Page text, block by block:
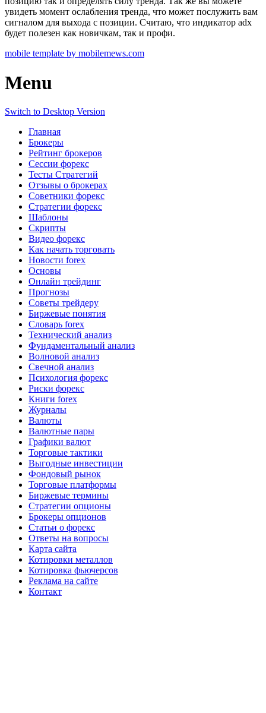
увидеть момент ослабления тренда, что может послужить вам
сигналом для выхода с позиции. Считаю, что индикатор adx
будет полезен как новичкам, так и профи.
mobile template by mobilemews.com
Menu
Switch to Desktop Version
Главная
Брокеры
Рейтинг брокеров
Сессии форекс
Тесты Стратегий
Отзывы о брокерах
Советники форекс
Стратегии форекс
Шаблоны
Скрипты
Видео форекс
Как начать торговать
Новости forex
Основы
Онлайн трейдинг
Прогнозы
Советы трейдеру
Биржевые понятия
Словарь forex
Технический анализ
Фундаментальный анализ
Волновой анализ
Свечной анализ
Психология форекс
Риски форекс
Книги forex
Журналы
Валюты
Валютные пары
Графики валют
Торговые тактики
Выгодные инвестиции
Фондовый рынок
Торговые платформы
Биржевые термины
Стратегии опционы
Брокеры опционов
Статьи о форекс
Ответы на вопросы
Карта сайта
Котировки металлов
Котировка фьючерсов
Реклама на сайте
Контакт